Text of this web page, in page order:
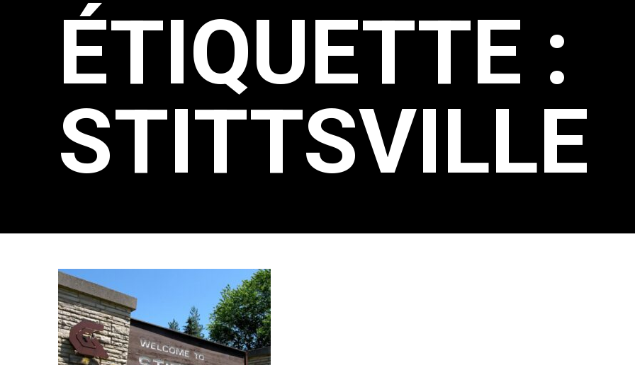
ÉTIQUETTE :
STITTSVILLE
STITTSVILLE